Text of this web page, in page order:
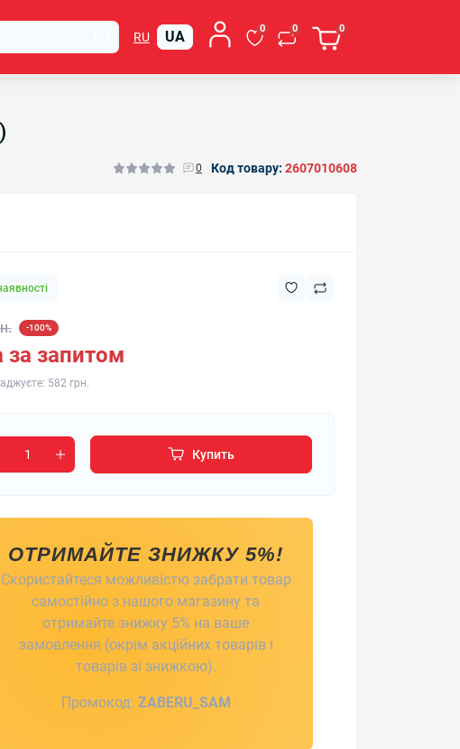
RU UA 0 0 0
0 Код товару: 2607010608
-100%
за запитом
582 грн.
Купить
ОТРИМАЙТЕ ЗНИЖКУ 5%!
Скористайтеся можливістю забрати товар
самостійно з нашого магазину та
отримайте знижку 5% на ваше
замовлення (окрім акційних товарів і
товарів зі знижкою).
Промокод: ZABERU_SAM